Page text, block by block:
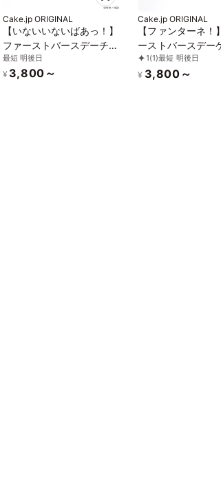
Cake.jp ORIGINAL
【いないいないばあっ！】
ファーストバースデーチョ
コレートケーキ≪3号≫
最短 明後日
¥ 3,800～
Cake.jp ORIGINAL
【ファンターネ！
ーストバースデー
≪3号≫
1(1)最短 明後日
¥ 3,800～